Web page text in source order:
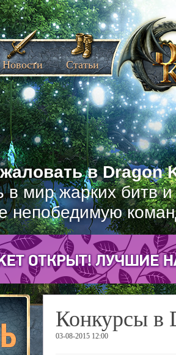
в Dragon
в мир жарких битв
непобедимую
Новости Статьи
Конкурсы в
03-08-2015 12:00